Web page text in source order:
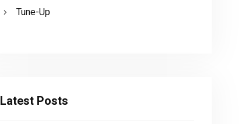
Tune-Up
Latest Posts